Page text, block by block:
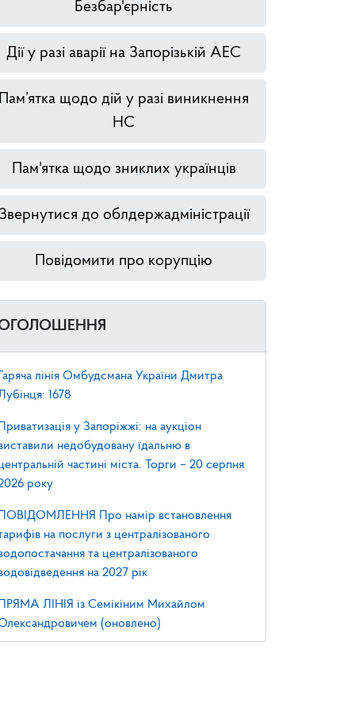
Безбар'єрність
Дії у разі аварії на Запорізькій АЕС
щодо дій у разі виникнення
НС
Пам'ятка щодо зниклих українців
до облдержадміністрації
Повідомити про корупцію
лінія Омбудсмана України Дмитра
1678
у Запоріжжі: на аукціон
недобудовану їдальню в
частині міста. Торги – 20 серпня
року
Про намір встановлення
на послуги з централізованого
та централізованого
на 2027 рік
ЛІНІЯ із Семікіним Михайлом
(оновлено)